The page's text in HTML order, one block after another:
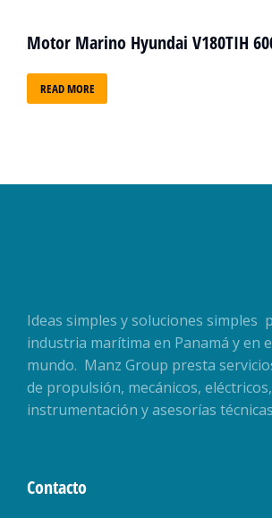
Motor Marino Hyundai V180TIH
READ MORE
Ideas simples y soluciones simples
industria marítima en Panamá y en
mundo. Manz Group presta
de propulsión, mecánicos,
instrumentación y asesorías
Contacto